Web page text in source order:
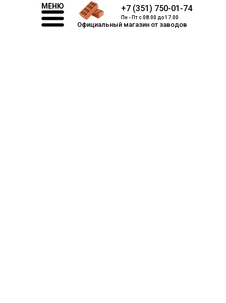
Официальный магазин от заводов
МЕНЮ +7 (351) 750-01-74
Пн - Пт с 08.00 до 17.00